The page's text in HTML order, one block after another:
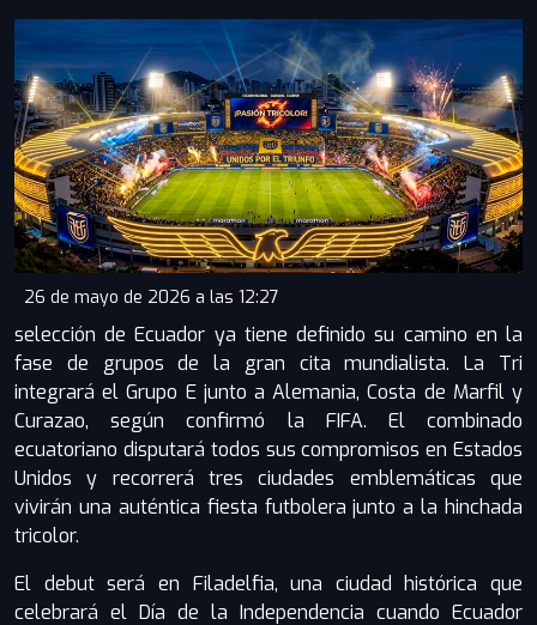
26 de mayo de 2026 a las 12:27
selección de Ecuador ya tiene definido su camino en la
fase de grupos de la gran cita mundialista. La Tri
integrará el Grupo E junto a Alemania, Costa de Marfil y
Curazao, según confirmó la FIFA. El combinado
ecuatoriano disputará todos sus compromisos en Estados
Unidos y recorrerá tres ciudades emblemáticas que
vivirán una auténtica fiesta futbolera junto a la hinchada
tricolor.
El debut será en Filadelfia, una ciudad histórica que
celebrará el Día de la Independencia cuando Ecuador